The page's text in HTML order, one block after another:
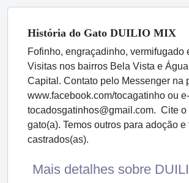
História do Gato DUILIO MIX
Fofinho, engraçadinho, vermifugado
Visitas nos bairros Bela Vista e
Capital. Contato pelo Messenger na
www.facebook.com/tocagatinho ou
tocadosgatinhos@gmail.com. Cite o
gato(a). Temos outros para adoção e
castrados(as).
Mais detalhes sobre